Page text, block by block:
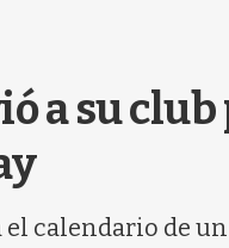
a su
calendario de